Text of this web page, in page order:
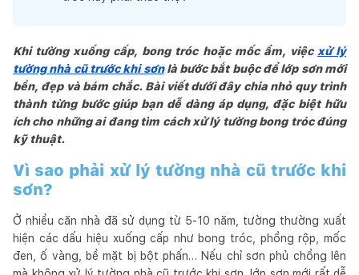
Khi tường xuống cấp, bong tróc hoặc mốc ẩm, việc xử lý
tường nhà cũ trước khi sơnlà bước bắt buộc để lớp sơn mới
bền, đẹp và bám chắc. Bài viết dưới đây chia nhỏ quy trình
thành từng bước giúp bạn dễ dàng áp dụng, đặc biệt hữu
ích cho những ai đang tìm cách xử lý tường bong tróc đúng
kỹ thuật.
Vì sao phải xử lý tường nhà cũ trước khi
sơn?
Ở nhiều căn nhà đã sử dụng từ 5-10 năm, tường thường xuất
hiện các dấu hiệu xuống cấp như bong tróc, phồng rộp, mốc
đen, ố vàng, bề mặt bị bột phấn… Nếu chỉ sơn phủ chồng lên